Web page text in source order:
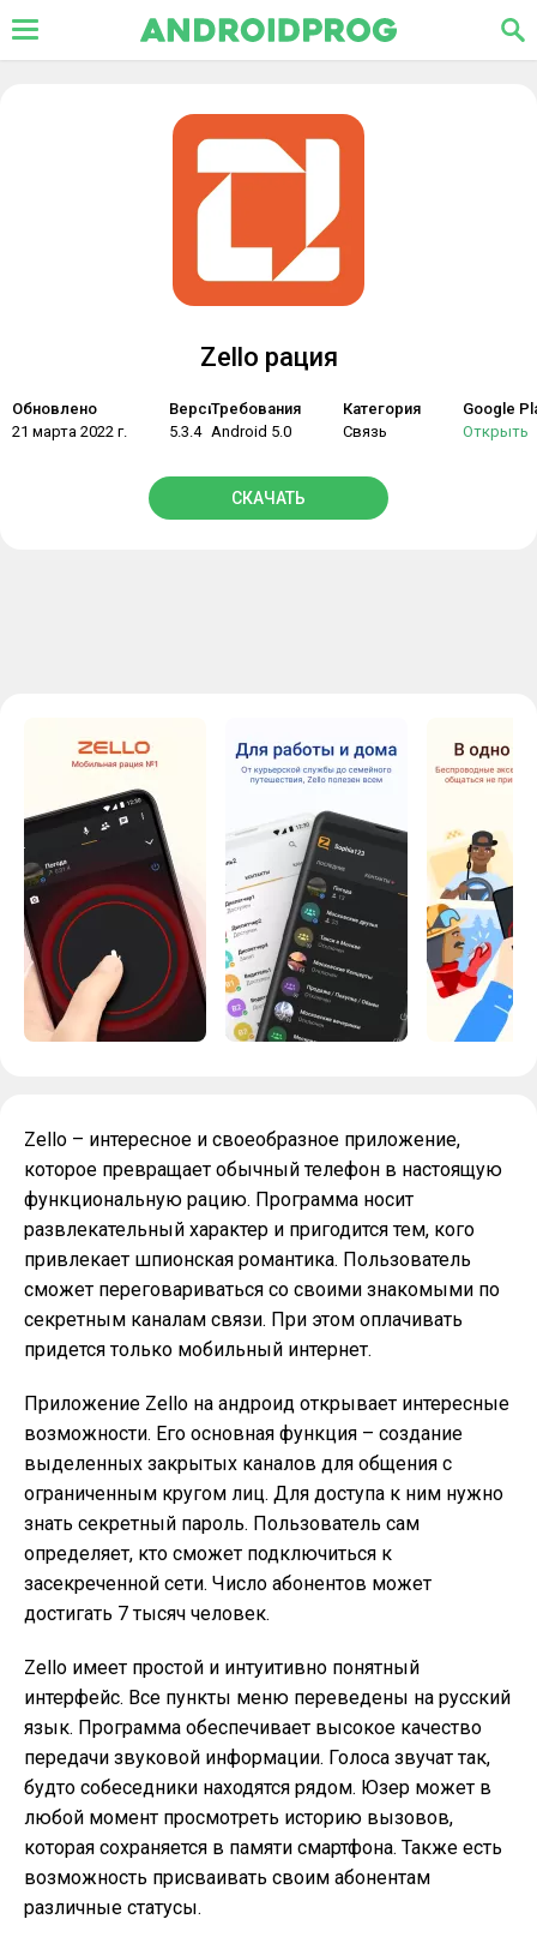
Zello рация
Обновлено
21 марта 2022 г.
Версия
5.3.4
Требования
Android 5.0
Категория
Связь
Google
Открыть
СКАЧАТЬ
Zello – интересное и своеобразное приложение,
которое превращает обычный телефон в настоящую
функциональную рацию. Программа носит
развлекательный характер и пригодится тем, кого
привлекает шпионская романтика. Пользователь
сможет переговариваться со своими знакомыми по
секретным каналам связи. При этом оплачивать
придется только мобильный интернет.
Приложение Zello на андроид открывает интересные
возможности. Его основная функция – создание
выделенных закрытых каналов для общения с
ограниченным кругом лиц. Для доступа к ним нужно
знать секретный пароль. Пользователь сам
определяет, кто сможет подключиться к
засекреченной сети. Число абонентов может
достигать 7 тысяч человек.
Zello имеет простой и интуитивно понятный
интерфейс. Все пункты меню переведены на русский
язык. Программа обеспечивает высокое качество
передачи звуковой информации. Голоса звучат так,
будто собеседники находятся рядом. Юзер может в
любой момент просмотреть историю вызовов,
которая сохраняется в памяти смартфона. Также есть
возможность присваивать своим абонентам
различные статусы.